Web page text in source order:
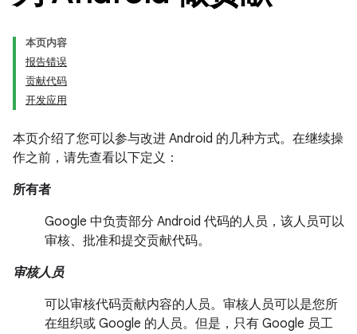
本页内容
报告错误
贡献代码
开发应用
本页介绍了您可以参与改进 Android 的几种方式。在继续操
作之前，请先查看以下定义：
所有者
Google 中负责部分 Android 代码的人员，该人员可以
审核、批准和提交贡献代码。
审核人员
可以审核代码贡献内容的人员。审核人员可以是您所
在组织或 Google 的人员。但是，只有 Google 员工